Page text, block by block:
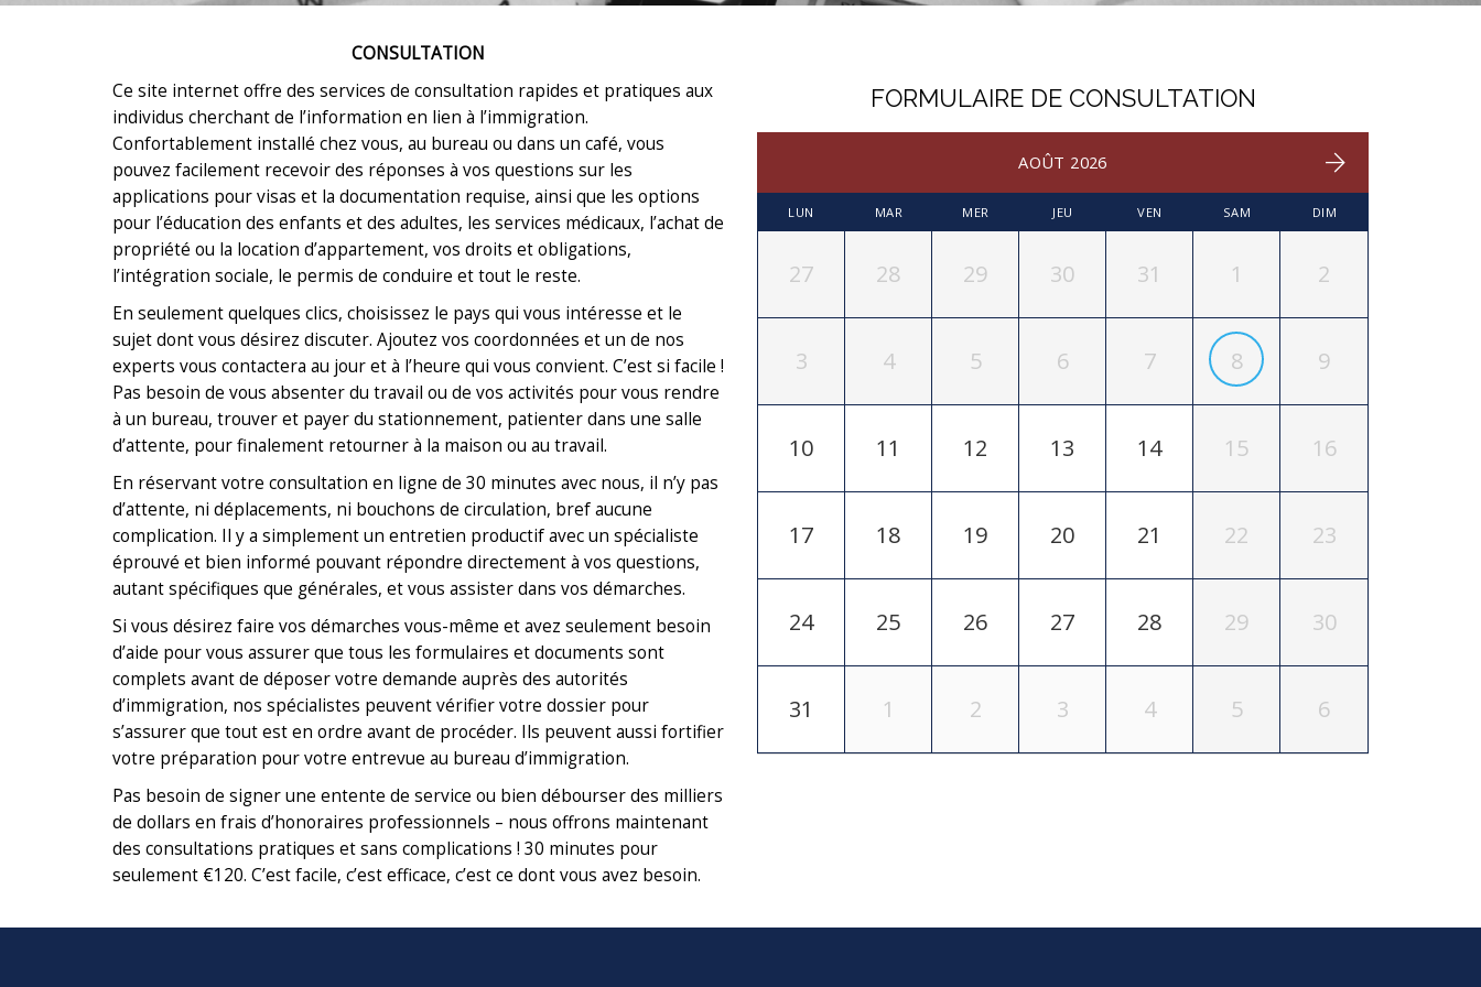
CONSULTATION
Ce site internet offre des services de consultation rapides et pratiques aux
individus cherchant de l’information en lien à l’immigration.
Confortablement installé chez vous, au bureau ou dans un café, vous
pouvez facilement recevoir des réponses à vos questions sur les
applications pour visas et la documentation requise, ainsi que les options
pour l’éducation des enfants et des adultes, les services médicaux, l’achat de
propriété ou la location d’appartement, vos droits et obligations,
l’intégration sociale, le permis de conduire et tout le reste.
En seulement quelques clics, choisissez le pays qui vous intéresse et le
sujet dont vous désirez discuter. Ajoutez vos coordonnées et un de nos
experts vous contactera au jour et à l’heure qui vous convient. C’est si facile !
Pas besoin de vous absenter du travail ou de vos activités pour vous rendre
à un bureau, trouver et payer du stationnement, patienter dans une salle
d’attente, pour finalement retourner à la maison ou au travail.
En réservant votre consultation en ligne de 30 minutes avec nous, il n’y pas
d’attente, ni déplacements, ni bouchons de circulation, bref aucune
complication. Il y a simplement un entretien productif avec un spécialiste
éprouvé et bien informé pouvant répondre directement à vos questions,
autant spécifiques que générales, et vous assister dans vos démarches.
Si vous désirez faire vos démarches vous-même et avez seulement besoin
d’aide pour vous assurer que tous les formulaires et documents sont
complets avant de déposer votre demande auprès des autorités
d’immigration, nos spécialistes peuvent vérifier votre dossier pour
s’assurer que tout est en ordre avant de procéder. Ils peuvent aussi fortifier
votre préparation pour votre entrevue au bureau d’immigration.
Pas besoin de signer une entente de service ou bien débourser des milliers
de dollars en frais d’honoraires professionnels – nous offrons maintenant
des consultations pratiques et sans complications ! 30 minutes pour
seulement €120. C’est facile, c’est efficace, c’est ce dont vous avez besoin.
FORMULAIRE DE CONSULTATION
AOÛT 2026
LUN MAR MER JEU VEN SAM DIM
27 28 29 30 31 1 2
3 4 5 6 7 8 9
10 11 12 13 14 15 16
17 18 19 20 21 22 23
24 25 26 27 28 29 30
31 1 2 3 4 5 6